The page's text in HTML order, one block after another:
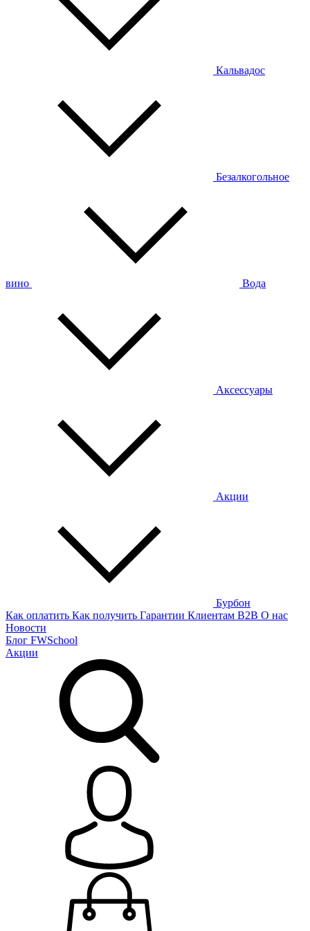
Кальвадос
Безалкогольное
вино Вода
Аксессуары
Акции
Бурбон
Как оплатить Как получить Гарантии Клиентам B2B О нас
Новости
Блог FWSchool
Акции